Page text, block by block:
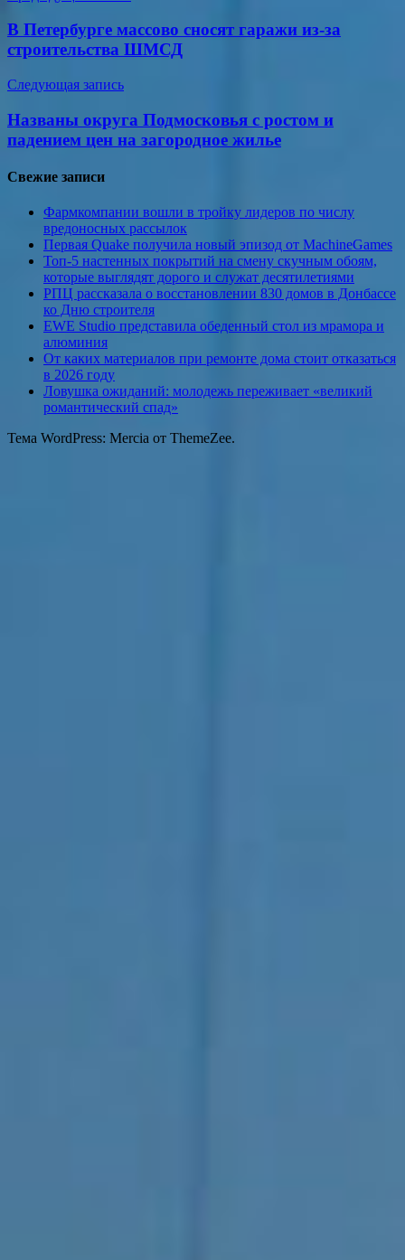
по
записям
В Петербурге массово сносят гаражи из-за
строительства ШМСД
Следующая запись
Названы округа Подмосковья с ростом и
падением цен на загородное жилье
Свежие записи
Фармкомпании вошли в тройку лидеров по числу
вредоносных рассылок
Первая Quake получила новый эпизод от MachineGames
Топ-5 настенных покрытий на смену скучным обоям,
которые выглядят дорого и служат десятилетиями
РПЦ рассказала о восстановлении 830 домов в Донбассе
ко Дню строителя
EWE Studio представила обеденный стол из мрамора и
алюминия
От каких материалов при ремонте дома стоит отказаться
в 2026 году
Ловушка ожиданий: молодежь переживает «великий
романтический спад»
Тема WordPress: Mercia от ThemeZee.